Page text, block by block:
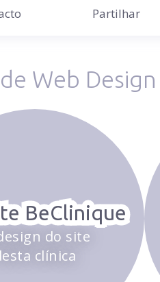
Web Design
BeClinique
do site
clínica